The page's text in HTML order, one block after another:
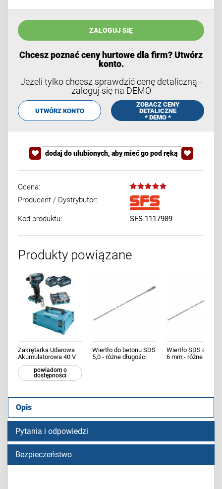
ZALOGUJ SIĘ
Chcesz poznać ceny hurtowe dla firm? Utwórz
konto.
Jeżeli tylko chcesz sprawdzić cenę detaliczną -
zaloguj się na DEMO
UTWÓRZ KONTO
ZOBACZ CENY
DETALICZNE
* DEMO *
dodaj do ulubionych, aby mieć go pod ręką
Ocena:
Producent / Dystrybutor:
Kod produktu: SFS 1117989
Produkty powiązane
Zakrętarka Udarowa
Akumulatorowa 40 V
XGT TD001GM201
Makitapowiadom o
dostępności
Wiertło do betonu SDS
5,0 - różne długości
Wiertło SDS do
6 mm - różne
Opis
Pytania i odpowiedzi
Bezpieczeństwo